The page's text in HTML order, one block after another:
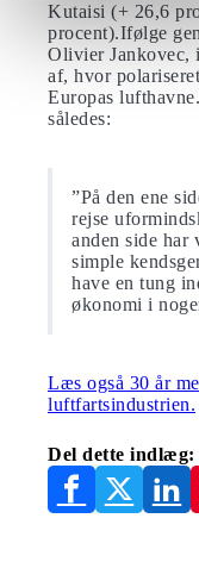
Kutaisi (+ 26,6
procent).Ifølge
Olivier Jankovec,
af, hvor
Europas
således:
”På den ene
rejse
anden side
simple
have en tung
økonomi i
Læs også 30 år
luftfartsindustrien.
Del dette indlæg: